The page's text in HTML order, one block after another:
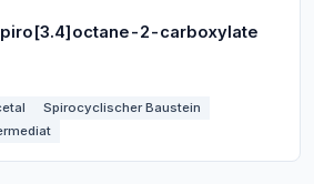
2-carboxylate
Spirocyclischer Baustein